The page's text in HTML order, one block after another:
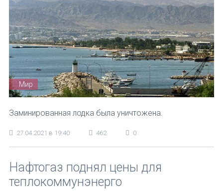
Мир
Заминированная лодка была уничтожена.
27.04.2021 в 19:40 462 0
Нафтогаз поднял цены для
теплокоммунэнерго